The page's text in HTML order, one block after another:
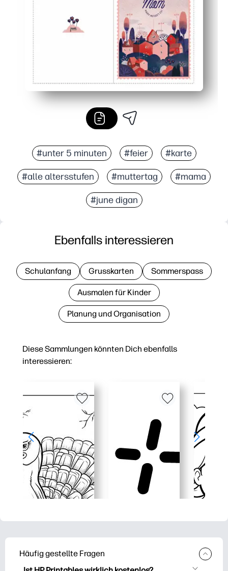
#unter 5 minuten #feier #karte
#alle altersstufen #muttertag #mama
#june digan
Diese Sammlungen könnten Dich ebenfalls
interessieren:
Ebenfalls interessieren
Schulanfang Grusskarten Sommerspass
Ausmalen für Kinder
Planung und Organisation
Häufig gestellte Fragen